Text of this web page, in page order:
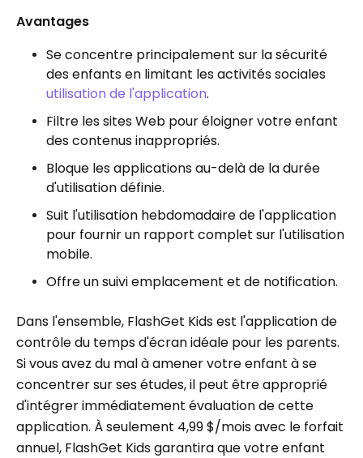
Avantages
Se concentre principalement sur la sécurité
des enfants en limitant les activités sociales
utilisation de l'application.
Filtre les sites Web pour éloigner votre enfant
des contenus inappropriés.
Bloque les applications au-delà de la durée
d'utilisation définie.
Suit l'utilisation hebdomadaire de l'application
pour fournir un rapport complet sur l'utilisation
mobile.
Offre un suivi emplacement et de notification.
Dans l'ensemble, FlashGet Kids est l'application de
contrôle du temps d'écran idéale pour les parents.
Si vous avez du mal à amener votre enfant à se
concentrer sur ses études, il peut être approprié
d'intégrer immédiatement évaluation de cette
application. À seulement 4,99 $/mois avec le forfait
annuel, FlashGet Kids garantira que votre enfant